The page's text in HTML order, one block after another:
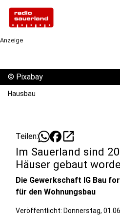
Anzeige
© Pixabay
Hausbau
Teilen: open_in_new
Im Sauerland sind
Häuser gebaut
Die Gewerkschaft IG Bau
für den Wohnungsbau
Veröffentlicht: Donnerstag,